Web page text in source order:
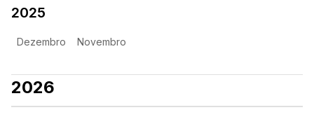
2025
Dezembro Novembro
2026